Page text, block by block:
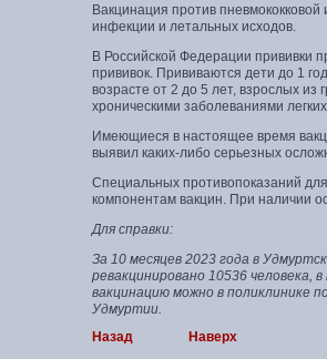
Вакцинация против
инфекции и летальных исходов.
В Российской Федерации прививки
прививок. Прививаются дети до 1
возрасте от 2 до 5 лет, взрослых
хроническими заболеваниями
Имеющиеся в настоящее время
выявил каких-либо серьезных
Специальных противопоказаний
компонентам вакцин. При наличии
Для справки:
За 10 месяцев 2023 года в
ревакцинировано 10536
вакцинацию можно в поликлинике
Удмуртии.
Назад
Наверх